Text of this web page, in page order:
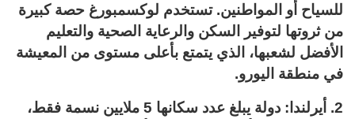
للسياح أو المواطنين. تستخدم لوكسمبورغ حصة كبيرة
من ثروتها لتوفير السكن والرعاية الصحية والتعليم
الأفضل لشعبها، الذي يتمتع بأعلى مستوى من المعيشة
في منطقة اليورو.
2. أيرلندا: دولة يبلغ عدد سكانها 5 ملايين نسمة فقط،